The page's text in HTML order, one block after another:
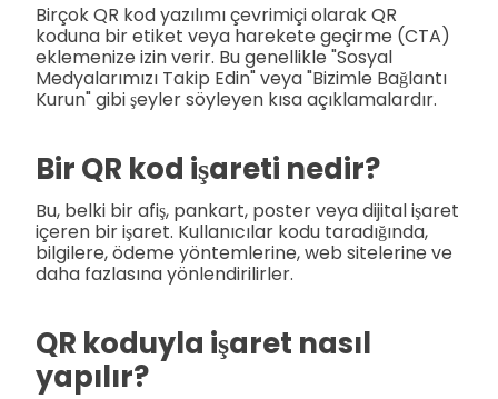
Birçok QR kod yazılımı çevrimiçi olarak QR
koduna bir etiket veya harekete geçirme (CTA)
eklemenize izin verir. Bu genellikle "Sosyal
Medyalarımızı Takip Edin" veya "Bizimle Bağlantı
Kurun" gibi şeyler söyleyen kısa açıklamalardır.
Bir QR kod işareti nedir?
Bu, belki bir afiş, pankart, poster veya dijital işaret
içeren bir işaret. Kullanıcılar kodu taradığında,
bilgilere, ödeme yöntemlerine, web sitelerine ve
daha fazlasına yönlendirilirler.
QR koduyla işaret nasıl
yapılır?